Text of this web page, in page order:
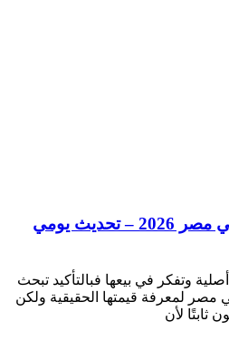
سعر الساعة الرولكس في مصر 2026 – تحديث يومي
وتفكر في بيعها فبالتأكيد تبحث
لمعرفة قيمتها الحقيقية ولكن
ثابتًا لأن